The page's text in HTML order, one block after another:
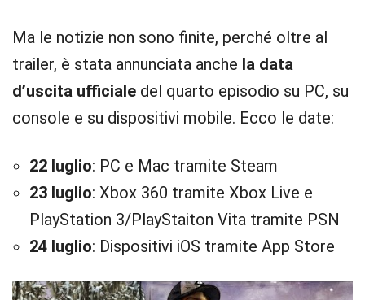
Ma le notizie non sono finite, perché oltre al
trailer, è stata annunciata anche la data
d’uscita ufficiale del quarto episodio su PC, su
console e su dispositivi mobile. Ecco le date:
22 luglio: PC e Mac tramite Steam
23 luglio: Xbox 360 tramite Xbox Live e
PlayStation 3/PlayStaiton Vita tramite PSN
24 luglio: Dispositivi iOS tramite App Store